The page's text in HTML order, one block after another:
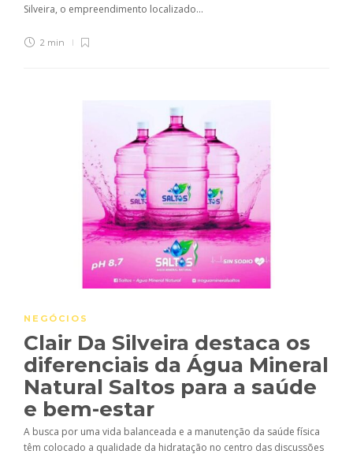
Silveira, o empreendimento localizado...
2 min
NEGÓCIOS
Clair Da Silveira destaca os
diferenciais da Água Mineral
Natural Saltos para a saúde
e bem-estar
A busca por uma vida balanceada e a manutenção da saúde física
têm colocado a qualidade da hidratação no centro das discussões